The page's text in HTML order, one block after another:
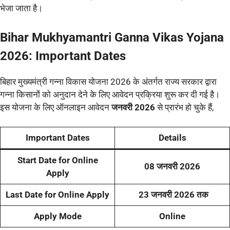
भेजा जाता है।
Bihar Mukhyamantri Ganna Vikas Yojana
2026: Important Dates
बिहार मुख्यमंत्री गन्ना विकास योजना 2026 के अंतर्गत राज्य सरकार द्वारा
गन्ना किसानों को अनुदान देने के लिए आवेदन प्रक्रिया शुरू कर दी गई है।
इस योजना के लिए ऑनलाइन आवेदनजनवरी 2026से प्रारंभ हो चुके हैं,
Important Dates Details
Start Date for Online
Apply
08 जनवरी 2026
Last Date for Online Apply 23 जनवरी 2026 तक
Apply Mode Online